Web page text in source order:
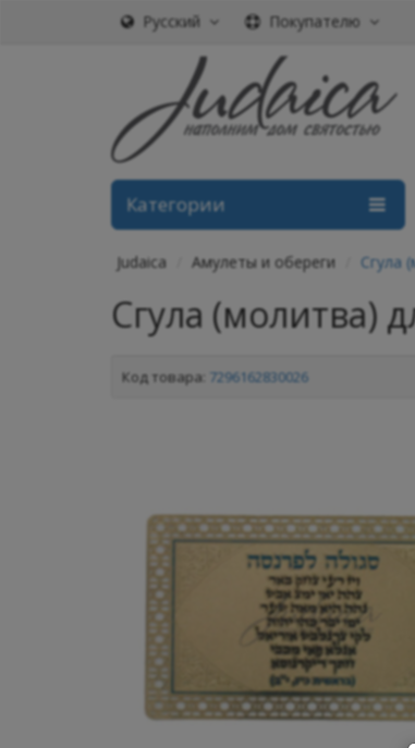
Русский Покупателю
Категории
Judaica Амулеты и обереги Сгула
Сгула (молитва)
Код товара: 7296162830026